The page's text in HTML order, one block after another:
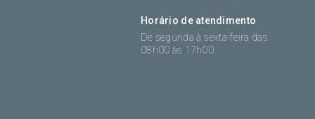
Horário de atendimento
De segunda à sexta-feira das
08h00 às 17h00